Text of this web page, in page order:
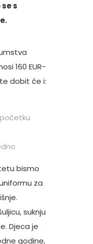
s
160 EUR-
dobit će i:
bismo
za
suknju
Djeca je
godine,